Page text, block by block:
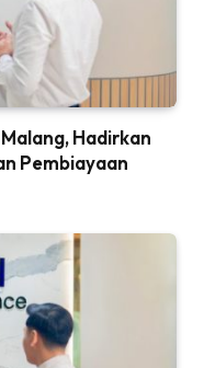
Hadirkan
Pembiayaan